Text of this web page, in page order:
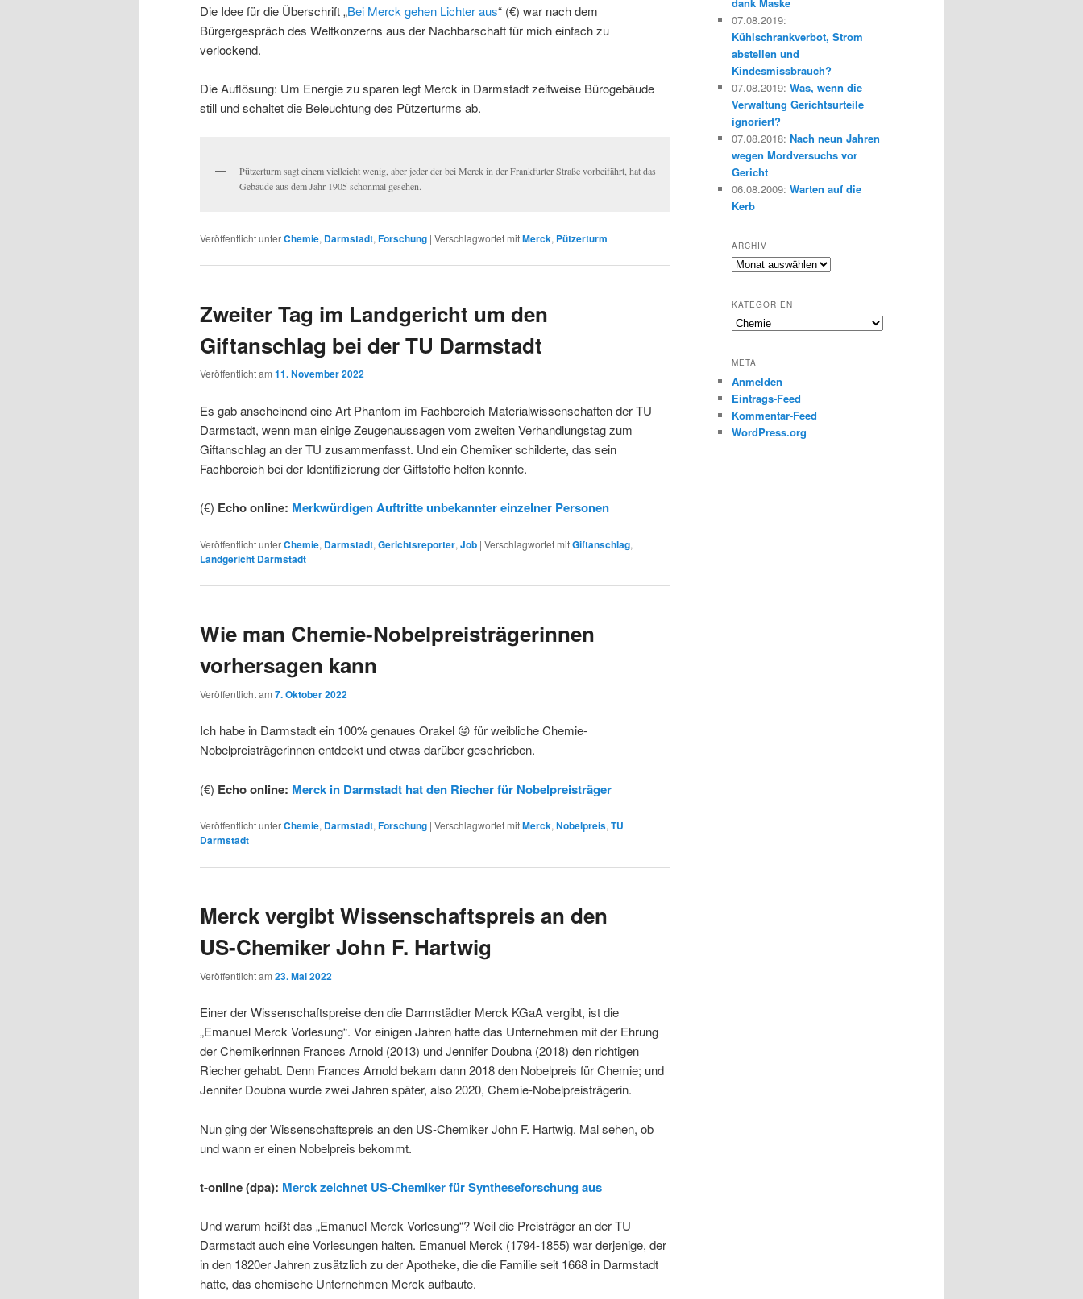
Die Idee für die Überschrift „Bei Merck gehen Lichter aus“ (€) war nach dem
Bürgergespräch des Weltkonzerns aus der Nachbarschaft für mich einfach zu
verlockend.
Die Auflösung: Um Energie zu sparen legt Merck in Darmstadt zeitweise Bürogebäude
still und schaltet die Beleuchtung des Pützerturms ab.
Pützerturm sagt einem vielleicht wenig, aber jeder der bei Merck in der Frankfurter Straße vorbeifährt, hat das
Gebäude aus dem Jahr 1905 schonmal gesehen.
Veröffentlicht unterChemie, Darmstadt, Forschung | Verschlagwortet mitMerck, Pützerturm
Zweiter Tag im Landgericht um den
Giftanschlag bei der TU Darmstadt
Veröffentlicht am 11. November 2022
Es gab anscheinend eine Art Phantom im Fachbereich Materialwissenschaften der TU
Darmstadt, wenn man einige Zeugenaussagen vom zweiten Verhandlungstag zum
Giftanschlag an der TU zusammenfasst. Und ein Chemiker schilderte, das sein
Fachbereich bei der Identifizierung der Giftstoffe helfen konnte.
(€) Echo online: Merkwürdigen Auftritte unbekannter einzelner Personen
Veröffentlicht unterChemie, Darmstadt, Gerichtsreporter, Job | Verschlagwortet mitGiftanschlag,
Landgericht Darmstadt
Wie man Chemie-Nobelpreisträgerinnen
vorhersagen kann
Veröffentlicht am 7. Oktober 2022
Ich habe in Darmstadt ein 100% genaues Orakel 😜 für weibliche Chemie-
Nobelpreisträgerinnen entdeckt und etwas darüber geschrieben.
(€) Echo online: Merck in Darmstadt hat den Riecher für Nobelpreisträger
Veröffentlicht unterChemie, Darmstadt, Forschung | Verschlagwortet mitMerck, Nobelpreis, TU
Darmstadt
Merck vergibt Wissenschaftspreis an den
US-Chemiker John F. Hartwig
Veröffentlicht am 23. Mai 2022
Einer der Wissenschaftspreise den die Darmstädter Merck KGaA vergibt, ist die
„Emanuel Merck Vorlesung“. Vor einigen Jahren hatte das Unternehmen mit der Ehrung
der Chemikerinnen Frances Arnold (2013) und Jennifer Doubna (2018) den richtigen
Riecher gehabt. Denn Frances Arnold bekam dann 2018 den Nobelpreis für Chemie; und
Jennifer Doubna wurde zwei Jahren später, also 2020, Chemie-Nobelpreisträgerin.
Nun ging der Wissenschaftspreis an den US-Chemiker John F. Hartwig. Mal sehen, ob
und wann er einen Nobelpreis bekommt.
t-online (dpa): Merck zeichnet US-Chemiker für Syntheseforschung aus
Und warum heißt das „Emanuel Merck Vorlesung“? Weil die Preisträger an der TU
Darmstadt auch eine Vorlesungen halten. Emanuel Merck (1794-1855) war derjenige, der
in den 1820er Jahren zusätzlich zu der Apotheke, die die Familie seit 1668 in Darmstadt
hatte, das chemische Unternehmen Merck aufbaute.
07.08.2019:
Kühlschrankverbot, Strom
abstellen und
Kindesmissbrauch?
07.08.2019: Was, wenn die
Verwaltung Gerichtsurteile
ignoriert?
07.08.2018: Nach neun Jahren
wegen Mordversuchs vor
Gericht
06.08.2009: Warten auf die
Kerb
ARCHIV
Archiv
KATEGORIEN
Kategorien
META
Anmelden
Eintrags-Feed
Kommentar-Feed
WordPress.org